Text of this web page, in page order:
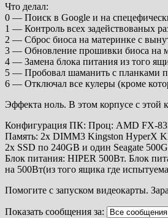
Что делал:
0 — Поиск в Google и на
1 — Контроль всех задействованых
2 — Сброс биоса на материнке с
3 — Обновление прошивки биоса на
4 — Замена блока питания из того
5 — Пробовал шаманить с планками
6 — Отключал все кулеры (кроме
Эффекта ноль. В этом корпусе с этой
Конфигурация ПК: Проц: AMD FX-
Память: 2x DIMM3 Kingston HyperX
2х SSD по 240GB и один Seagate
Блок питания: HIPER 500Вт. Блок
на 500Вт(из того ящика где
Помогите с запуском видеокарты.
Показать сообщения за: